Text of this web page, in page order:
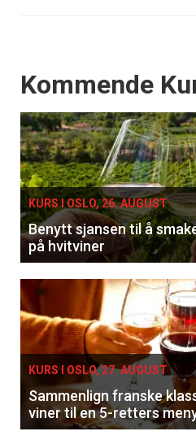
Events
Kommende
KURS I OSLO, 26. AUGUST
Benytt sjansen til å
på hvitviner
KURS I OSLO, 27. AUGUST
Sammenlign franske
viner til en 5-retters